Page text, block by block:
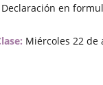
Declaración en
Miércoles 22 de